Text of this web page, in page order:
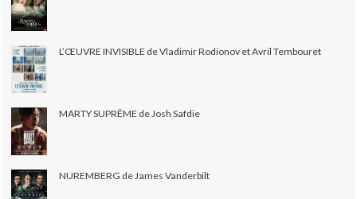
L’ŒUVRE INVISIBLE de Vladimir Rodionov et Avril Tembouret
MARTY SUPRÊME de Josh Safdie
NUREMBERG de James Vanderbilt